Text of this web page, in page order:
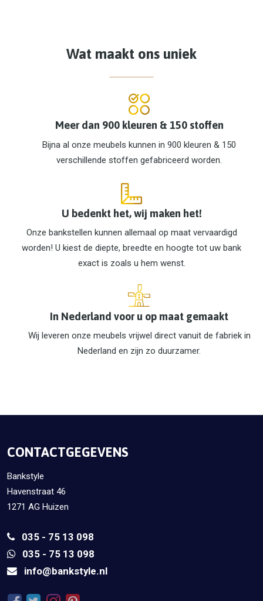
Wat maakt ons uniek
Meer dan 900 kleuren & 150 stoffen
Bijna al onze meubels kunnen in 900 kleuren & 150
verschillende stoffen gefabriceerd worden.
U bedenkt het, wij maken het!
Onze bankstellen kunnen allemaal op maat vervaardigd
worden! U kiest de diepte, breedte en hoogte tot uw bank
exact is zoals u hem wenst.
In Nederland voor u op maat gemaakt
Wij leveren onze meubels vrijwel direct vanuit de fabriek in
Nederland en zijn zo duurzamer.
CONTACTGEGEVENS
Bankstyle
Havenstraat 46
1271 AG Huizen
035 - 75 13 098
035 - 75 13 098
info@bankstyle.nl